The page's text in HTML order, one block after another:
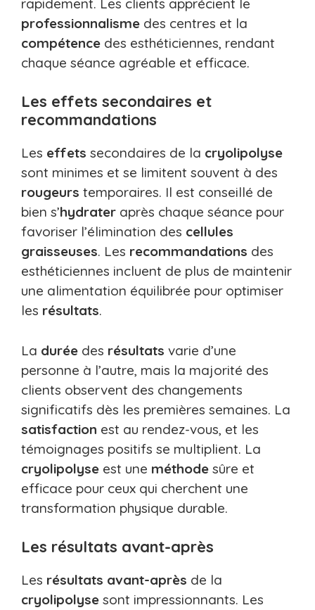
professionnalisme des centres et la
compétence des esthéticiennes, rendant
chaque séance agréable et efficace.
Les effets secondaires et
recommandations
Les effets secondaires de la cryolipolyse
sont minimes et se limitent souvent à des
rougeurs temporaires. Il est conseillé de
bien s’hydrater après chaque séance pour
favoriser l’élimination des cellules
graisseuses. Les recommandations des
esthéticiennes incluent de plus de maintenir
une alimentation équilibrée pour optimiser
les résultats.
La durée des résultats varie d’une
personne à l’autre, mais la majorité des
clients observent des changements
significatifs dès les premières semaines. La
satisfaction est au rendez-vous, et les
témoignages positifs se multiplient. La
cryolipolyse est une méthode sûre et
efficace pour ceux qui cherchent une
transformation physique durable.
Les résultats avant-après
Les résultats avant-après de la
cryolipolyse sont impressionnants. Les